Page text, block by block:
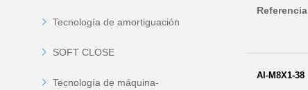
Tecnología de amortiguación
SOFT CLOSE
Tecnología de máquina-
Referencia
AI-M8X1-38